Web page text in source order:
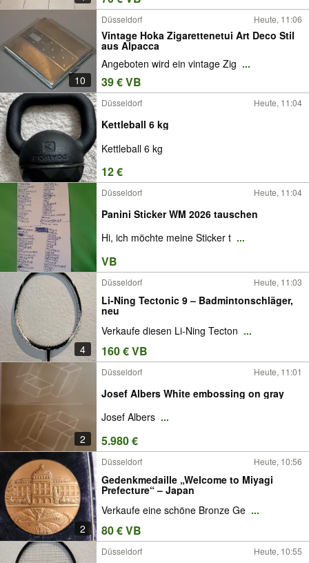
10
Düsseldorf Heute, 11:06
Vintage Hoka Zigarettenetui Art Deco Stil
aus Alpacca
Angeboten wird ein vintage Zig ...
39 € VB
Düsseldorf Heute, 11:04
Kettleball 6 kg
Kettleball 6 kg
12 €
Düsseldorf Heute, 11:04
Panini Sticker WM 2026 tauschen
Hi, ich möchte meine Sticker t ...
VB
4
Düsseldorf Heute, 11:03
Li-Ning Tectonic 9 – Badmintonschläger,
neu
Verkaufe diesen Li-Ning Tecton ...
160 € VB
2
Düsseldorf Heute, 11:01
Josef Albers White embossing on gray
Josef Albers ...
5.980 €
2
Düsseldorf Heute, 10:56
Gedenkmedaille „Welcome to Miyagi
Prefecture“ – Japan
Verkaufe eine schöne Bronze Ge ...
80 € VB
Düsseldorf Heute, 10:55